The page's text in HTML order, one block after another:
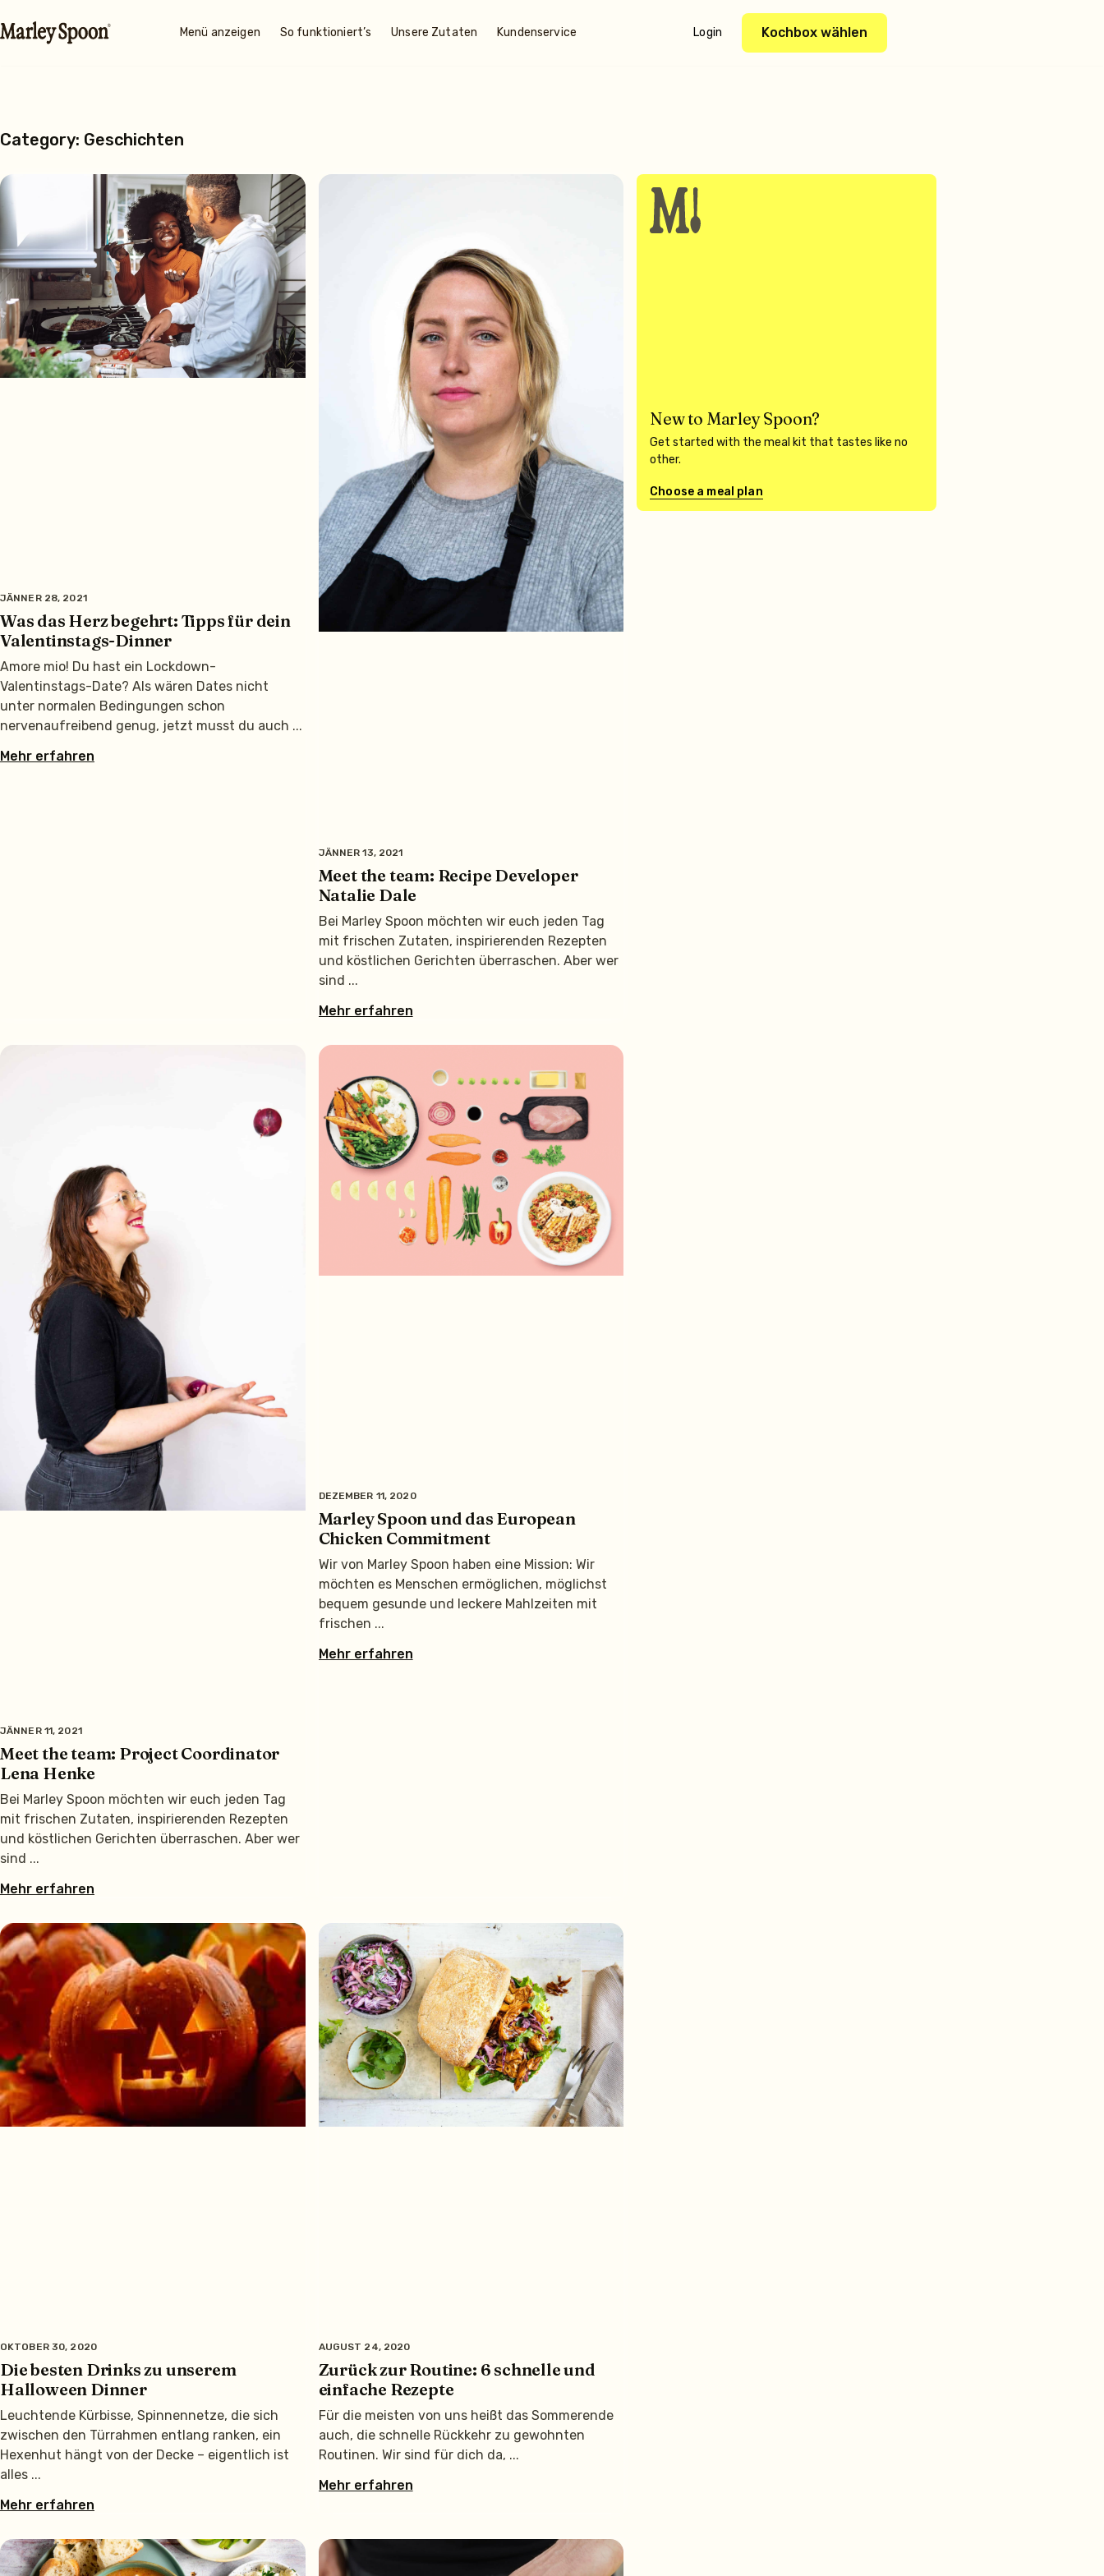
Menü anzeigen So funktioniert’s Unsere Zutaten Kundenservice Login Kochbox wählen
Category: Geschichten
Was das Herz begehrt: Tipps für dein
Valentinstags-Dinner
JÄNNER 28, 2021
Amore mio! Du hast ein Lockdown-
Valentinstags-Date? Als wären Dates nicht
unter normalen Bedingungen schon
nervenaufreibend genug, jetzt musst du auch
Mehr erfahren
Meet the team: Recipe Developer
Natalie Dale
JÄNNER 13, 2021
Bei Marley Spoon möchten wir euch jeden Tag
mit frischen Zutaten, inspirierenden Rezepten
und köstlichen Gerichten überraschen. Aber wer
sind
Mehr erfahren
Meet the team: Project Coordinator
Lena Henke
JÄNNER 11, 2021
Bei Marley Spoon möchten wir euch jeden Tag
mit frischen Zutaten, inspirierenden Rezepten
und köstlichen Gerichten überraschen. Aber wer
sind
Mehr erfahren
Marley Spoon und das European
Chicken Commitment
DEZEMBER 11, 2020
Wir von Marley Spoon haben eine Mission: Wir
möchten es Menschen ermöglichen, möglichst
bequem gesunde und leckere Mahlzeiten mit
frischen
Mehr erfahren
Die besten Drinks zu unserem
Halloween Dinner
OKTOBER 30, 2020
Leuchtende Kürbisse, Spinnennetze, die sich
zwischen den Türrahmen entlang ranken, ein
Hexenhut hängt von der Decke – eigentlich ist
alles
Mehr erfahren
Zurück zur Routine: 6 schnelle und
einfache Rezepte
AUGUST 24, 2020
Für die meisten von uns heißt das Sommerende
auch, die schnelle Rückkehr zu gewohnten
Routinen. Wir sind für dich da,
Mehr erfahren
New to Marley Spoon?
Get started with the meal kit that tastes like no
other.
Choose a meal plan